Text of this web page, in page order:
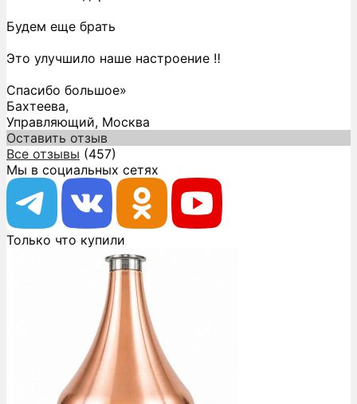
Будем еще брать
Это улучшило наше настроение ‼️
Спасибо большое»
Бахтеева,
Управляющий, Москва
Оставить отзыв
Все отзывы (457)
Мы в социальных сетях
Только что купили